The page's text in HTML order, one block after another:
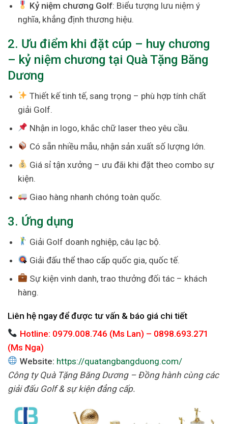
Kỷ niệm chương Golf: Biểu tượng lưu niệm ý
nghĩa, khẳng định thương hiệu.
2. Ưu điểm khi đặt cúp – huy chương
– kỷ niệm chương tại Quà Tặng Băng
Dương
Thiết kế tinh tế, sang trọng – phù hợp tính chất
giải Golf.
Nhận in logo, khắc chữ laser theo yêu cầu.
Có sẵn nhiều mẫu, nhận sản xuất số lượng lớn.
Giá sỉ tận xưởng – ưu đãi khi đặt theo combo sự
kiện.
Giao hàng nhanh chóng toàn quốc.
3. Ứng dụng
Giải Golf doanh nghiệp, câu lạc bộ.
Giải đấu thể thao cấp quốc gia, quốc tế.
Sự kiện vinh danh, trao thưởng đối tác – khách
hàng.
Liên hệ ngay để được tư vấn & báo giá chi tiết
Hotline: 0979.008.746 (Ms Lan) – 0898.693.271
(Ms Nga)
Website: https://quatangbangduong.com/
Công ty Quà Tặng Băng Dương – Đồng hành cùng các
giải đấu Golf & sự kiện đẳng cấp.